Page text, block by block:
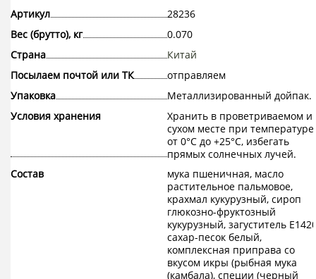
Артикул
28236
Вес (брутто), кг
0.070
Страна
Китай
Посылаем почтой или ТК
отправляем
Упаковка
Металлизированный дойпак.
Условия хранения
Хранить в проветриваемом и
сухом месте при температуре
от 0°С до +25°С, избегать
прямых солнечных лучей.
Состав
мука пшеничная, масло
растительное пальмовое,
крахмал кукурузный, сироп
глюкозно-фруктозный
кукурузный, загуститель
сахар-песок белый,
комплексная приправа со
вкусом икры (рыбная мука
(камбала), специи (черный